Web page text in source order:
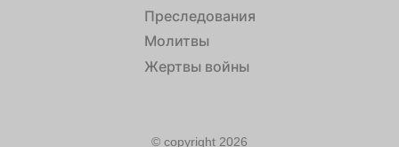
Преследования
Молитвы
Жертвы войны
© copyright 2026